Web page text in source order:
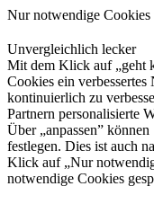
Nur notwendige Cookies
Unvergleichlich lecker
Mit dem Klick auf „geht
Cookies ein verbessertes
kontinuierlich zu
Partnern personalisierte
Über „anpassen”
festlegen. Dies ist auch
Klick auf „Nur
notwendige Cookies